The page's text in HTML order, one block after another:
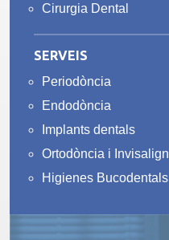
Cirurgia Dental
SERVEIS
Periodòncia
Endodòncia
Implants dentals
Ortodòncia i Invisalign
Higienes Bucodentals